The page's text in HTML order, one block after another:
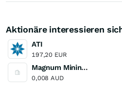
Aktionäre interessieren
ATI
197,20 EUR
Magnum Mining and Exploration
0,008 AUD